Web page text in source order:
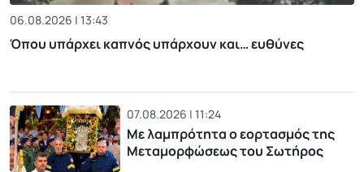
06.08.2026 | 13:43
Όπου υπάρχει καπνός υπάρχουν και… ευθύνες
07.08.2026 | 11:24
Με λαμπρότητα ο εορτασμός της
Μεταμορφώσεως του Σωτήρος